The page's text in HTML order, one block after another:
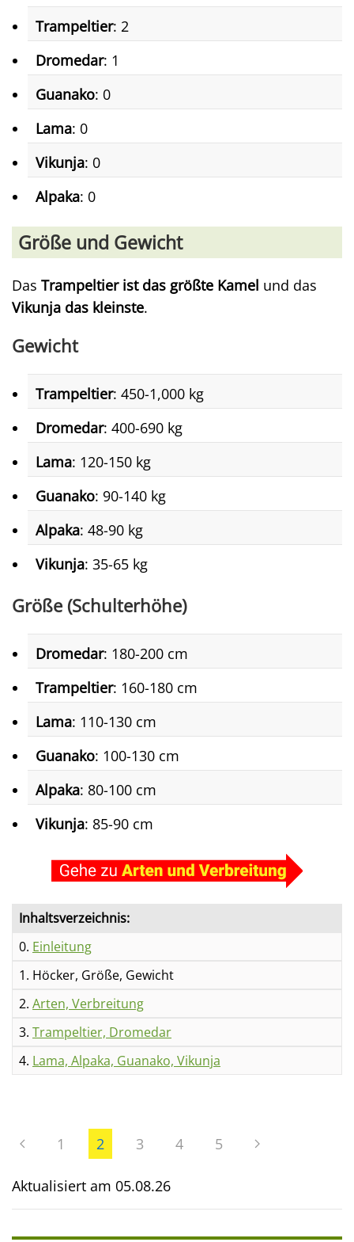
Trampeltier: 2
Dromedar: 1
Guanako: 0
Lama: 0
Vikunja: 0
Alpaka: 0
Größe und Gewicht
Das Trampeltier ist das größte Kamel und das
Vikunja das kleinste.
Gewicht
Trampeltier: 450-1,000 kg
Dromedar: 400-690 kg
Lama: 120-150 kg
Guanako: 90-140 kg
Alpaka: 48-90 kg
Vikunja: 35-65 kg
Größe (Schulterhöhe)
Dromedar: 180-200 cm
Trampeltier: 160-180 cm
Lama: 110-130 cm
Guanako: 100-130 cm
Alpaka: 80-100 cm
Vikunja: 85-90 cm
Inhaltsverzeichnis:
0. Einleitung
1. Höcker, Größe, Gewicht
2. Arten, Verbreitung
3. Trampeltier, Dromedar
4. Lama, Alpaka, Guanako, Vikunja
1 2 3 4 5
Aktualisiert am 05.08.26